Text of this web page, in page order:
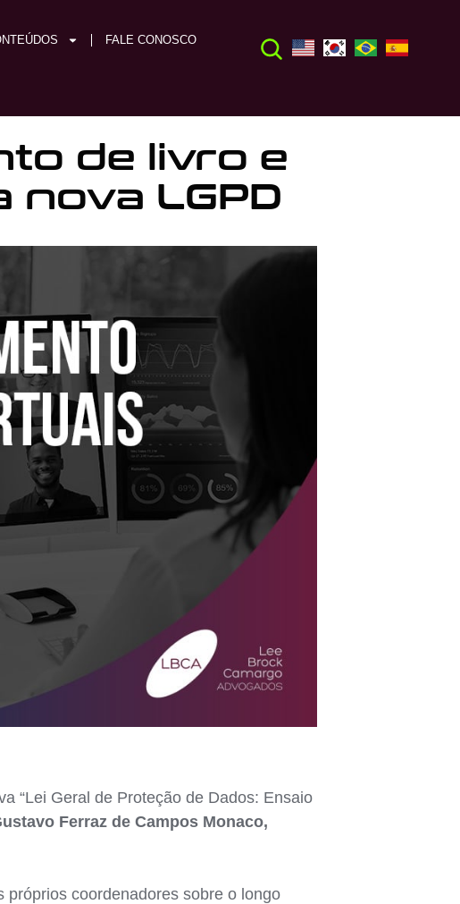
FALE CONOSCO
de livro e
LGPD
“Lei Geral de Proteção de Dados: Ensaio
Ferraz de Campos Monaco,
coordenadores sobre o longo